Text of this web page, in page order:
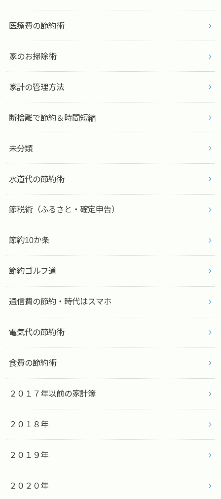
医療費の節約術
家のお掃除術
家計の管理方法
断捨離で節約＆時間短縮
未分類
水道代の節約術
節税術（ふるさと・確定申告）
節約10か条
節約ゴルフ道
通信費の節約・時代はスマホ
電気代の節約術
食費の節約術
２０１７年以前の家計簿
２０１８年
２０１９年
２０２０年